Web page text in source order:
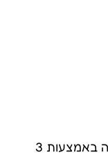
חברו את המעגל החשמלי בתמונה באמצעות 3